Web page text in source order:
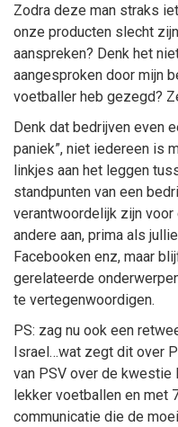
Zodra deze man straks
onze producten slecht
aanspreken? Denk het
aangesproken door mijn
voetballer heb gezegd?
Denk dat bedrijven even
paniek”, niet iedereen is
linkjes aan het leggen
standpunten van een
verantwoordelijk zijn
andere aan, prima als
Facebooken enz, maar
gerelateerde
te vertegenwoordigen.
PS: zag nu ook een
Israel…wat zegt dit over
van PSV over de kwestie
lekker voetballen en met
communicatie die de